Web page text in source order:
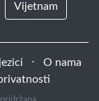
Vijetnam
⋅
O nama